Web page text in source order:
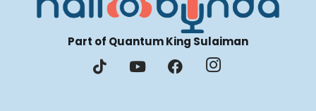
Part of Quantum King Sulaiman